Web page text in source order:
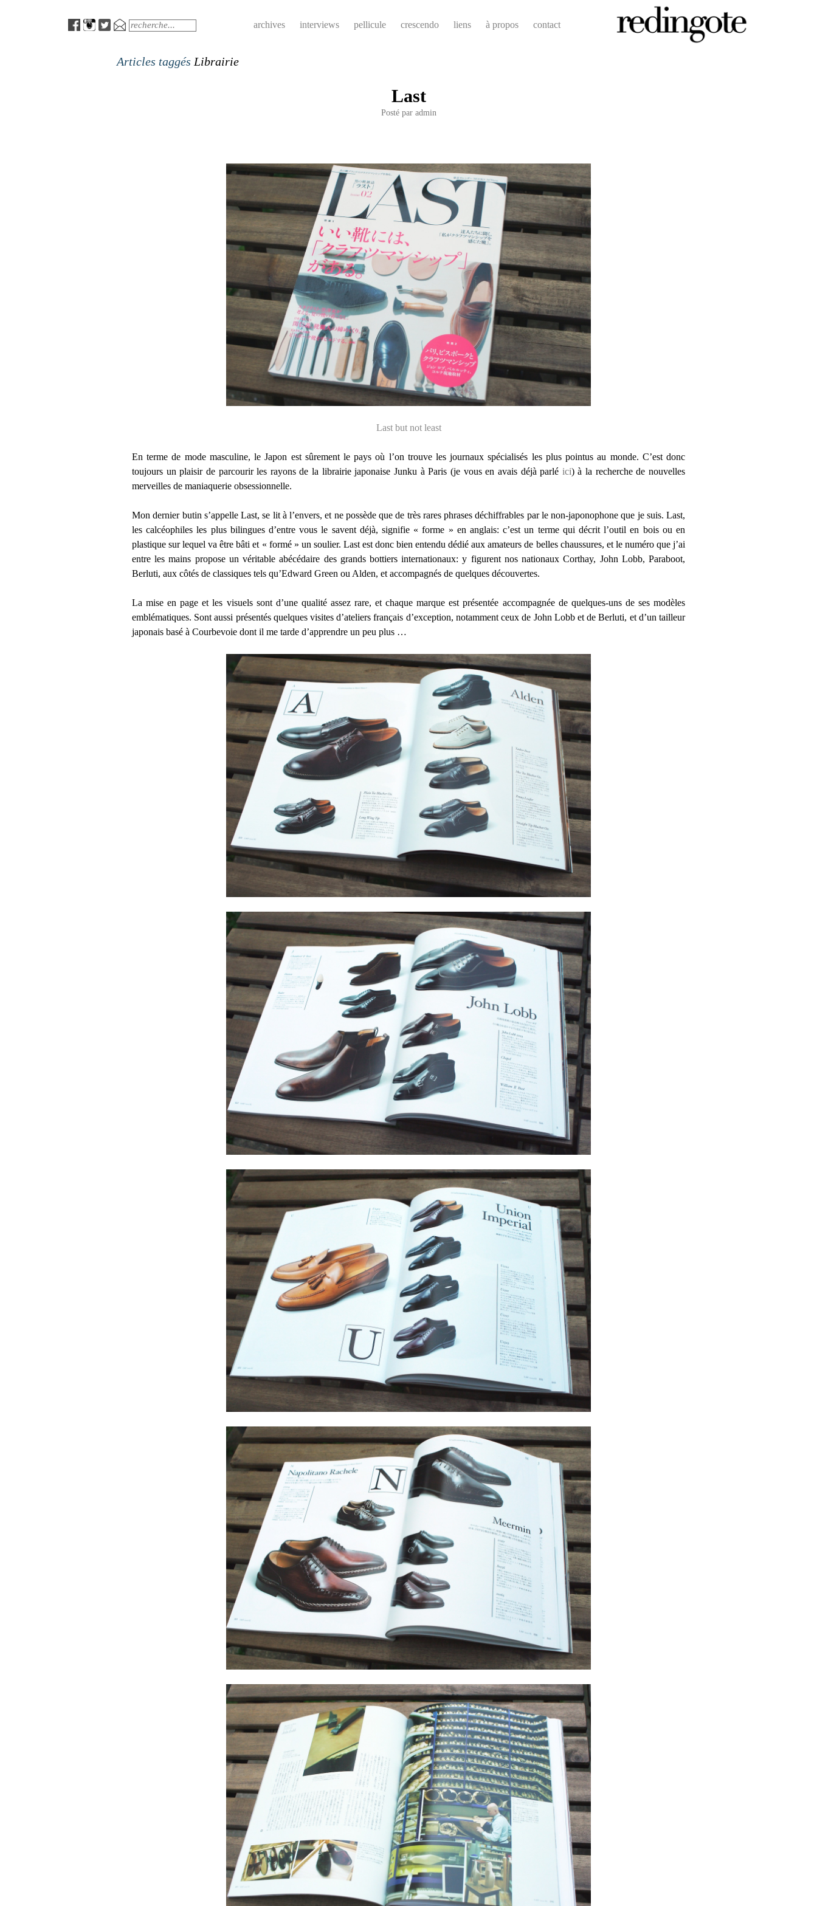
MenuSearch archives interviews pellicule crescendo liens à propos contact
Articles taggés Librairie
Last
Posté par admin
Last but not least
En terme de mode masculine, le Japon est sûrement le pays où l’on trouve les journaux spécialisés les plus pointus au monde. C’est donc
toujours un plaisir de parcourir les rayons de la librairie japonaise Junku à Paris (je vous en avais déjà parlé ici) à la recherche de nouvelles
merveilles de maniaquerie obsessionnelle.
Mon dernier butin s’appelle Last, se lit à l’envers, et ne possède que de très rares phrases déchiffrables par le non-japonophone que je suis. Last,
les calcéophiles les plus bilingues d’entre vous le savent déjà, signifie « forme » en anglais: c’est un terme qui décrit l’outil en bois ou en
plastique sur lequel va être bâti et « formé » un soulier. Last est donc bien entendu dédié aux amateurs de belles chaussures, et le numéro que j’ai
entre les mains propose un véritable abécédaire des grands bottiers internationaux: y figurent nos nationaux Corthay, John Lobb, Paraboot,
Berluti, aux côtés de classiques tels qu’Edward Green ou Alden, et accompagnés de quelques découvertes.
La mise en page et les visuels sont d’une qualité assez rare, et chaque marque est présentée accompagnée de quelques-uns de ses modèles
emblématiques. Sont aussi présentés quelques visites d’ateliers français d’exception, notamment ceux de John Lobb et de Berluti, et d’un tailleur
japonais basé à Courbevoie dont il me tarde d’apprendre un peu plus …